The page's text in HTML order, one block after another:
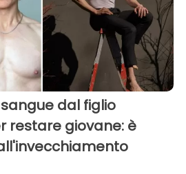
dal figlio
restare giovane: è